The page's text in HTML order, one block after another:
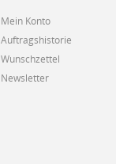
Mein Konto
Auftragshistorie
Wunschzettel
Newsletter